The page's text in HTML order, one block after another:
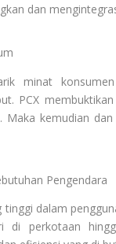
dan
minat
PCX
kemudian
Pengendara
dalam
di perkotaan